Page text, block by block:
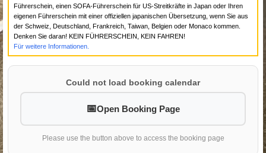
Führerschein, einen SOFA-Führerschein für US-Streitkräfte in Japan oder Ihren
eigenen Führerschein mit einer offiziellen japanischen Übersetzung, wenn Sie aus
der Schweiz, Deutschland, Frankreich, Taiwan, Belgien oder Monaco kommen.
Denken Sie daran! KEIN FÜHRERSCHEIN, KEIN FAHREN!
Für weitere Informationen.
Could not load booking calendar
Open Booking Page
Please use the button above to access the booking page